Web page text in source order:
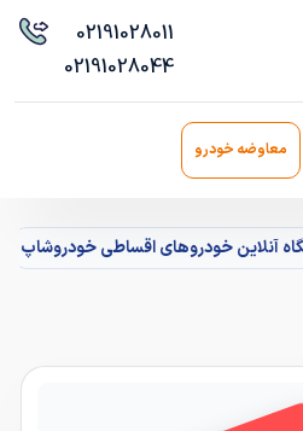
02191028011
02191028044
معاوضه خودرو
آنلاین خودروهای اقساطی خودروشاپ